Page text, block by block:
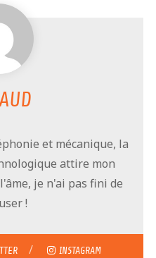
et mécanique, la
attire mon
je n'ai pas fini de
!
INSTAGRAM